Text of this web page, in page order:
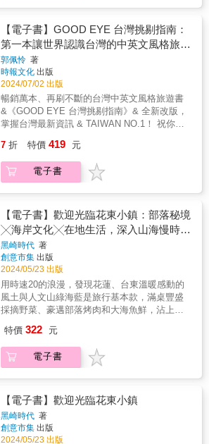
市、鎮、鄉、區當中，共有7,748個村里，其中
台北市有456個里，金馬地區則有59個村。這是
書寫地址時，總是被省略的區位，也是經常被
遺忘的觀看尺度。此書系以「村庄里」出發，
與團隊實際踏查、探索微小範圍內的「地
方」，讓「認識」不止於旅遊的三天兩夜，而
能看見一地縱貫的時間軸、居民一日橫向的生
活切片。每個地方都需要故事，才能定位和對
外述說自己是誰。我們將人和地的故事，濃縮
成一本可以塞在口袋隨身攜帶的旅遊知識書，
&mdash;&mdash;因為小，而更得以發現意料
之外的事。Micro makes macro.
創巡禮：國家歌劇院、圓滿戶外劇場、綠光計
天地西洋博物館&hellip; ●體驗風格旅宿：老房
子改建及設計師風格旅宿、無人旅館及亞洲第
一座潛水旅館&hellip; ●米其林嘗鮮趣：米其林
三星、入選、必比登推薦餐廳名單，三天三夜
吃不完！ & ★捷運站區域路線圖、周邊地圖 ★
好景好店QRCODE按圖索驥 ★捷運+iBike+公
車，玩樂無極限 &
50篇深度特輯 Web App搭配旅行 21條旅遊路
線 1顆愛台灣的心 & 帶你和你的國外朋友穿梭
大街小巷，看見最真實可愛的台灣！ & 誠意嚴
選500家好店＋必訪景點
藝術與文化、 設計與生活風格、食材與料理、
咖啡與酒精、住宿與放鬆，絕對挑剔 推薦21條
新舊融合的旅遊路線
為每個縣市量身規劃最具特色的一日小旅行路
深入台灣鄉土的主題特輯
傳統慶典、古厝村落、在地物產、工藝技藝、
全書充滿可愛的插畫與手繪地圖
好看又好用的旅遊地圖21張＋超過100幅特色景
點小插圖，絕對愛不釋手 & 『 好 國 好 人 ，
好 地 方 。 』 & 旅行世界各國後，還是覺得台
灣最棒！ 這裡是亞洲最民主、最多元也最熱情
有趣的地方。 只要相處久了，就能確實體會台
灣的好，甚至捨不得離開。 「我們是小國小
士鄭南榕 如果要用一句話來介紹台灣，沒有
比這更好的描述， 如同台北是被低估的城市，
台灣也絕對是被低估的國家！ 趕快來吧，只要
來一次，你就會知道所謂好國好民，好在哪
裡。 & 『 充 滿 趣 味 與 溫 度 的 台 灣 風 格
旅 遊 書 ！ 』 & 台北是個可愛、對旅人友善的
城市，是認識台灣的最佳起點。 不過台灣各地
也有著自己的個性與姿態，一個都不能被忽
略。 & 因此，暢銷書《GOOD EYE 台北挑剔
【電子書】GOOD EYE 台灣挑剔指南：
第一本讓世界認識台灣的中英文風格旅遊
書
郭佩怜 著
時報文化 出版
2024/07/02 出版
暢銷萬本、再刷不斷的台灣中英文風格旅遊書
&《GOOD EYE 台灣挑剔指南》& 全新改版，
掌握台灣最新資訊 & TAIWAN NO.1！ 祝你有
&mdash;&mdash;&mdash;&mdash;隨書附
&mdash;&mdash;&mdash;&mdash; GOOD
EYE &hearts; TAIWAN 貓派狗派‧萬用貼紙 &
50篇深度特輯 Web App搭配旅行 21條旅遊路
線 1顆愛台灣的心 & 帶你和你的國外朋友穿梭
大街小巷，看見最真實可愛的台灣！ & 誠意嚴
選500家好店＋必訪景點
藝術與文化、 設計與生活風格、食材與料理、
咖啡與酒精、住宿與放鬆，絕對挑剔 推薦21條
新舊融合的旅遊路線
為每個縣市量身規劃最具特色的一日小旅行路
深入台灣鄉土的主題特輯
傳統慶典、古厝村落、在地物產、工藝技藝、
全書充滿可愛的插畫與手繪地圖
好看又好用的旅遊地圖21張＋超過100幅特色景
點小插圖，絕對愛不釋手 & 『 好 國 好 人 ，
7 折 特價 419 元
電子書
【電子書】歡迎光臨花東小鎮：部落秘境
╳海岸文化╳在地生活，深入山海慢時區
的美好時光
黑崎時代 著
創意市集 出版
2024/05/23 出版
用時速20的浪漫，發現花蓮、台東溫暖感動的
風土與人文山綠海藍是旅行基本款，滿桌豐盛
採摘野菜、豪邁部落烤肉和大海魚鮮，沾上特
紅烏龍的甜香，美好在旅程中慢慢回甘。厭倦
了一成不變的都市旅行，歡迎你光臨花東小
鎮！即便是大海，從花蓮到台東，也有著不同
玉里、瑞穗，台東、鹿野、池上、長濱、成功
等必訪城鎮景點，更踏上花東鮮為人知的部落
如萬榮、豐濱、延平、大武等，帶回許多部落
文化、人文故事和在地傳統活動，如太巴塱部
特價 322 元
電子書
【電子書】歡迎光臨花東小鎮
黑崎時代 著
創意市集 出版
2024/05/23 出版